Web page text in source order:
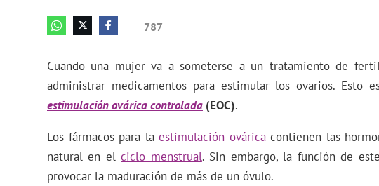
787
Cuando una mujer va a someterse a un tratamiento de
administrar medicamentos para estimular los ovarios. Esto
estimulación ovárica controlada (EOC).
Los fármacos para la estimulación ováricacontienen las
natural en elciclo menstrual. Sin embargo, la función de
provocar la maduración de más de un óvulo.